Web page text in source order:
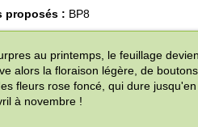
proposés : BP8
au printemps, le feuillage
alors la floraison légère, de
fleurs rose foncé, qui dure
à novembre !